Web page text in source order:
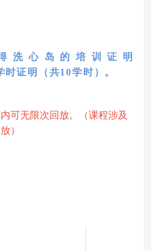
洗心岛的培训证明
证明（共10学时）。
可无限次回放。 （课程涉及
）